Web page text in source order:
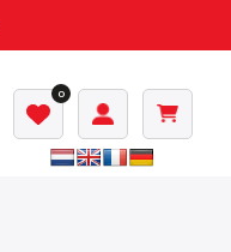
0